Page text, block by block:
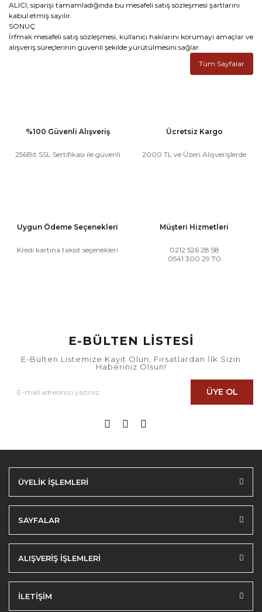
ALICI, siparişi tamamladığında bu mesafeli satış sözleşmesi şartlarını
kabul etmiş sayılır.
SONUÇ
İrfmak mesafeli satış sözleşmesi, kullanıcı haklarını korumayı amaçlar ve
alışveriş süreçlerinin güvenli şekilde yürütülmesini sağlar.
Tüm Sayfalar
%100 Güvenli Alışveriş
256Bit SSL Sertifikası ile güvenli
Ücretsiz Kargo
2000 TL ve Üzeri Alışverişlerde
Uygun Ödeme Seçenekleri
Kredi kartına taksit seçenekleri
Müşteri Hizmetleri
0212 526 28 58
0541 300 29 70
E-BÜLTEN LİSTESİ
E-Bülten Listemize Kayıt Olun, Fırsatlardan İlk Sizin
Haberiniz Olsun!
ÜYE OL
ÜYELİK İŞLEMLERİ
SAYFALAR
ALIŞVERİŞ İŞLEMLERİ
İLETİŞİM